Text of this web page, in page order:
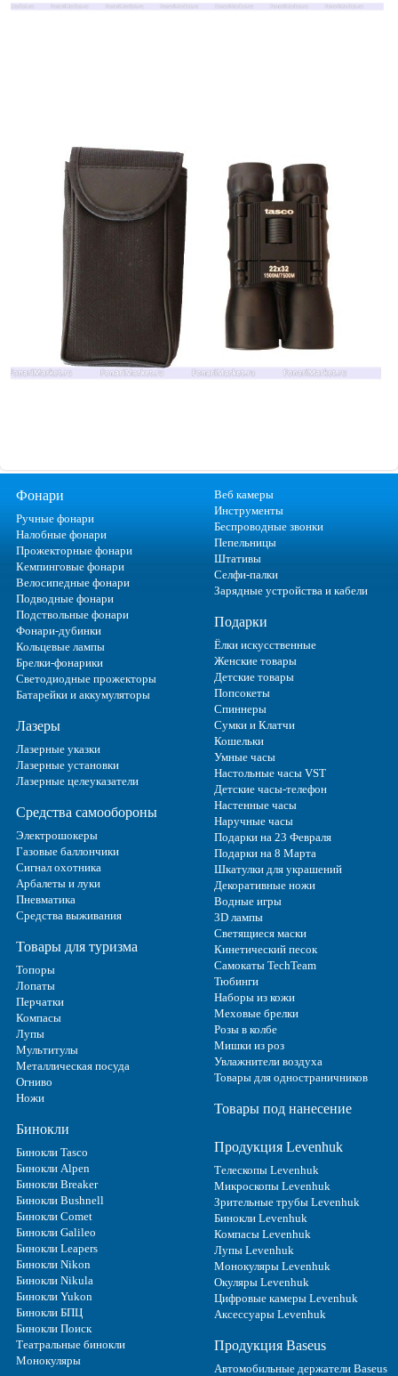
Фонари
Ручные фонари
Налобные фонари
Прожекторные фонари
Кемпинговые фонари
Велосипедные фонари
Подводные фонари
Подствольные фонари
Фонари-дубинки
Кольцевые лампы
Брелки-фонарики
Светодиодные прожекторы
Батарейки и аккумуляторы
Лазеры
Лазерные указки
Лазерные установки
Лазерные целеуказатели
Средства самообороны
Электрошокеры
Газовые баллончики
Сигнал охотника
Арбалеты и луки
Пневматика
Средства выживания
Товары для туризма
Топоры
Лопаты
Перчатки
Компасы
Лупы
Мультитулы
Металлическая посуда
Огниво
Ножи
Бинокли
Бинокли Tasco
Бинокли Alpen
Бинокли Breaker
Бинокли Bushnell
Бинокли Comet
Бинокли Galileo
Бинокли Leapers
Бинокли Nikon
Бинокли Nikula
Бинокли Yukon
Бинокли БПЦ
Бинокли Поиск
Театральные бинокли
Монокуляры
Веб камеры
Инструменты
Беспроводные звонки
Пепельницы
Штативы
Селфи-палки
Зарядные устройства и кабели
Подарки
Ёлки искусственные
Женские товары
Детские товары
Попсокеты
Спиннеры
Сумки и Клатчи
Кошельки
Умные часы
Настольные часы VST
Детские часы-телефон
Настенные часы
Наручные часы
Подарки на 23 Февраля
Подарки на 8 Марта
Шкатулки для украшений
Декоративные ножи
Водные игры
3D лампы
Светящиеся маски
Кинетический песок
Самокаты TechTeam
Тюбинги
Наборы из кожи
Меховые брелки
Розы в колбе
Мишки из роз
Увлажнители воздуха
Товары для одностраничников
Товары под нанесение
Продукция Levenhuk
Телескопы Levenhuk
Микроскопы Levenhuk
Зрительные трубы Levenhuk
Бинокли Levenhuk
Компасы Levenhuk
Лупы Levenhuk
Монокуляры Levenhuk
Окуляры Levenhuk
Цифровые камеры Levenhuk
Аксессуары Levenhuk
Продукция Baseus
Автомобильные держатели Baseus